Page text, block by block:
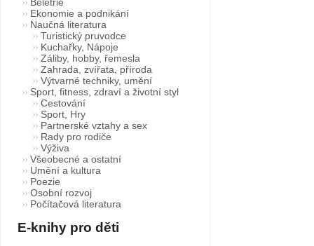
Ekonomie a podnikání
Naučná literatura
Turistický pruvodce
Kuchařky, Nápoje
Záliby, hobby, řemesla
Zahrada, zvířata, příroda
Výtvarné techniky, umění
Sport, fitness, zdraví a životní styl
Cestování
Sport, Hry
Partnerské vztahy a sex
Rady pro rodiče
Výživa
Všeobecné a ostatní
Umění a kultura
Poezie
Osobní rozvoj
Počítačová literatura
E-knihy pro děti